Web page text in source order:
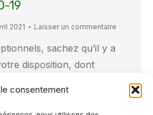
consentement
19
2021 Laisser un commentaire
sachez qu’il y a
disposition, dont